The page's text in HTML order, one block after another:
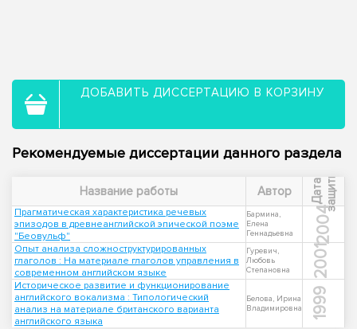
ДОБАВИТЬ ДИССЕРТАЦИЮ В КОРЗИНУ
Рекомендуемые диссертации данного раздела
Название работы Автор Д
а
т
а
з
а
щ
и
т ы
Прагматическая характеристика речевых
эпизодов в древнеанглийской эпической поэме
"Беовульф"
Бармина,
Елена
Геннадьевна
2004
Опыт анализа сложноструктурированных
глаголов : На материале глаголов управления в
современном английском языке
Гуревич,
Любовь
Степановна
2001
Историческое развитие и функционирование
английского вокализма : Типологический
анализ на материале британского варианта
английского языка
Белова, Ирина
Владимировна
1999